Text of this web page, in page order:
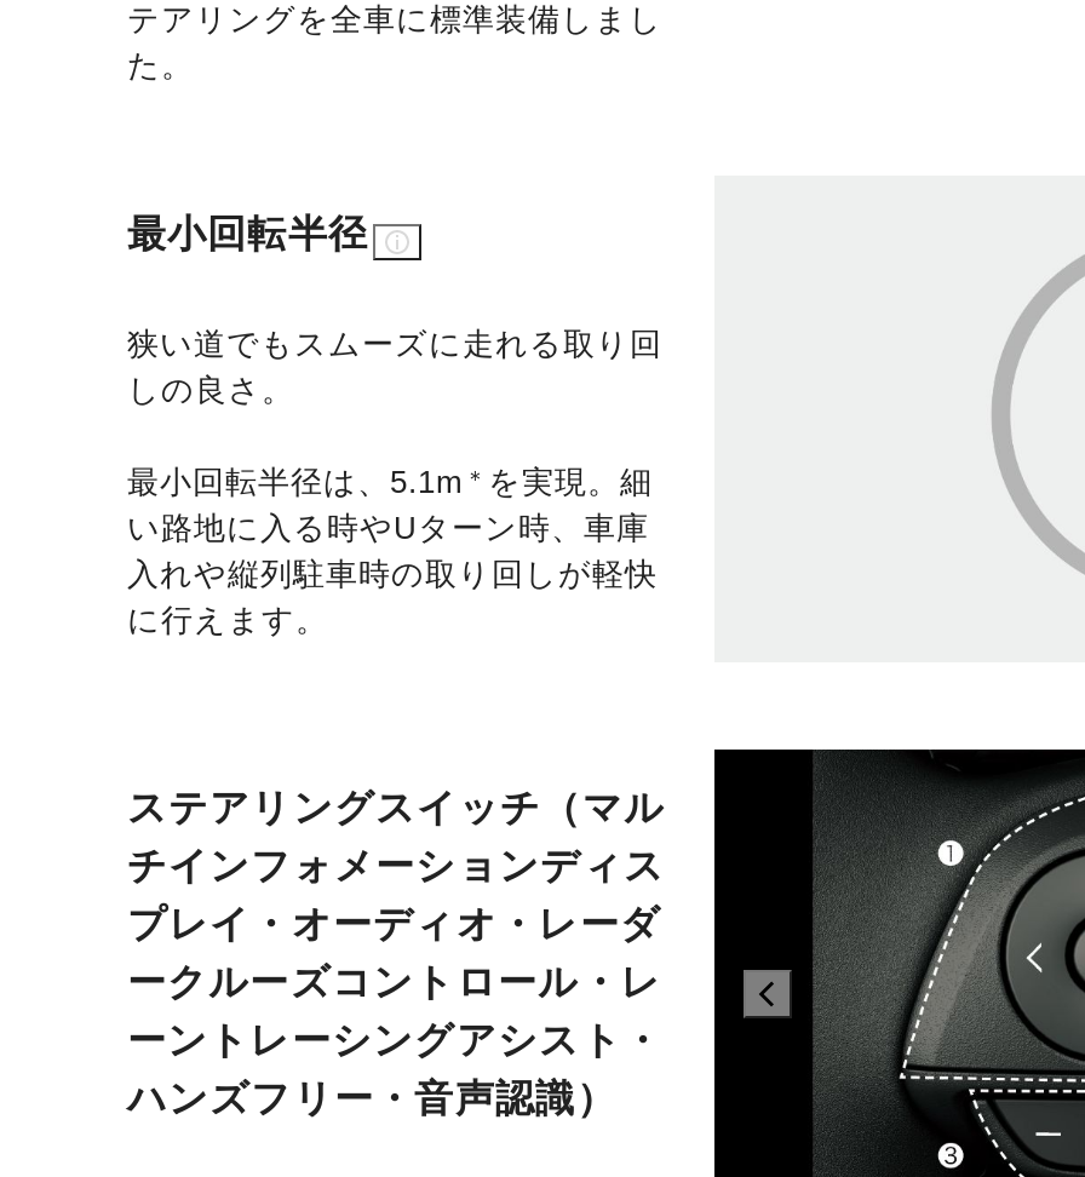
テアリングを全車に標準装備しまし
た。
最小回転半径
狭い道でもスムーズに走れる取り回
しの良さ。
最小回転半径は、5.1m ＊ を実現。細
い路地に入る時やUターン時、車庫
入れや縦列駐車時の取り回しが軽快
に行えます。
ステアリングスイッチ（マル
チインフォメーションディス
プレイ・オーディオ・レーダ
ークルーズコントロール・レ
ーントレーシングアシスト・
ハンズフリー・音声認識）
prev